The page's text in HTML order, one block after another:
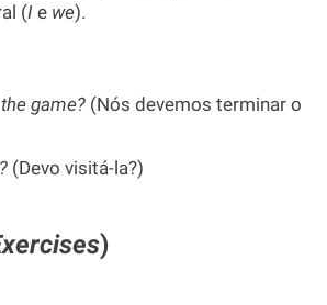
(I e we).
game? (Nós devemos terminar o
(Devo visitá-la?)
)